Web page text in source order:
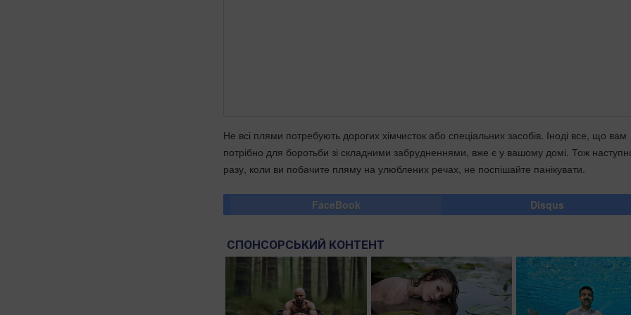
Не всі плями потребують дорогих хімчисток або спеціальних засобів. Іноді все, що вам
потрібно для боротьби зі складними забрудненнями, вже є у вашому домі. Тож
разу, коли ви побачите пляму на улюблених речах, не поспішайте панікувати.
FaceBook Disqus
СПОНСОРСЬКИЙ КОНТЕНТ